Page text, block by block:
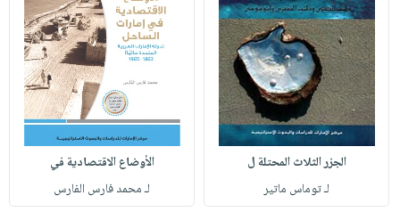
حلي
عناية
بالذات
صابون
أطفال
مناسبات
الشركة
سياسة
الشركة
فيديوهات
أسئلة
يتكرر
خدمات
حسابك
لائحة
الأمنيات
عربة
التسوق
الإصدارات
الجزر الثلاث المحتلة ل
لـ توماس ماتير
الأوضاع الاقتصادية في
لـ محمد فارس الفارس